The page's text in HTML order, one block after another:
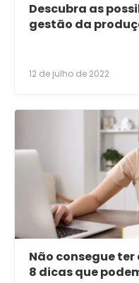
Descubra as
gestão da
12 de julho de 2022
Não consegue
8 dicas que